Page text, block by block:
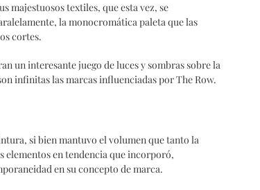
majestuosos textiles, que esta vez, se
la monocromática paleta que las
cortes.
un interesante juego de luces y sombras sobre la
infinitas las marcas influenciadas por The Row.
si bien mantuvo el volumen que tanto la
elementos en tendencia que incorporó,
en su concepto de marca.